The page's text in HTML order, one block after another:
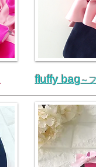
fluffy bag～